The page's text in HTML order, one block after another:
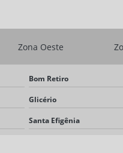
Zona Oeste
Bom Retiro
Glicério
Santa Efigênia